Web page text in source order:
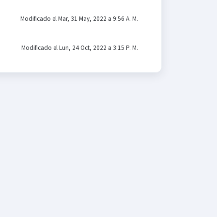
Modificado el Mar, 31 May, 2022 a 9:56 A. M.
Modificado el Lun, 24 Oct, 2022 a 3:15 P. M.